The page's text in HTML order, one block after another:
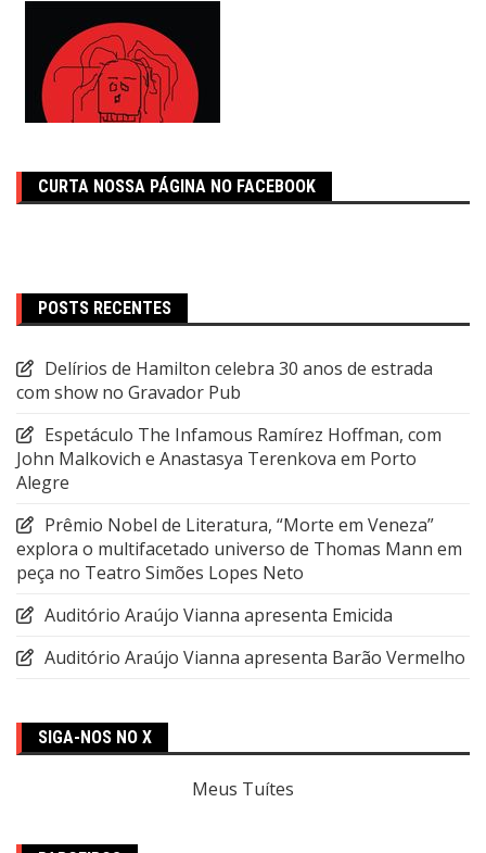
CURTA NOSSA PÁGINA NO FACEBOOK
POSTS RECENTES
Delírios de Hamilton celebra 30 anos de estrada
com show no Gravador Pub
Espetáculo The Infamous Ramírez Hoffman, com
John Malkovich e Anastasya Terenkova em Porto
Alegre
Prêmio Nobel de Literatura, “Morte em Veneza”
explora o multifacetado universo de Thomas Mann em
peça no Teatro Simões Lopes Neto
Auditório Araújo Vianna apresenta Emicida
Auditório Araújo Vianna apresenta Barão Vermelho
SIGA-NOS NO X
Meus Tuítes